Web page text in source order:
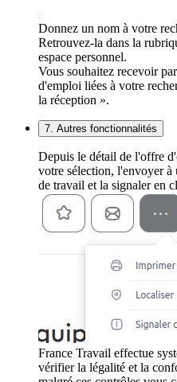
Donnez un nom à votre
Retrouvez-la dans la
espace personnel.
Vous souhaitez recevoir
d'emploi liées à votre
la réception ».
7. Autres fonctionnalités
Depuis le détail de l'offre
votre sélection, l'envoyer
de travail et la signaler en
France Travail effectue
vérifier la légalité et la